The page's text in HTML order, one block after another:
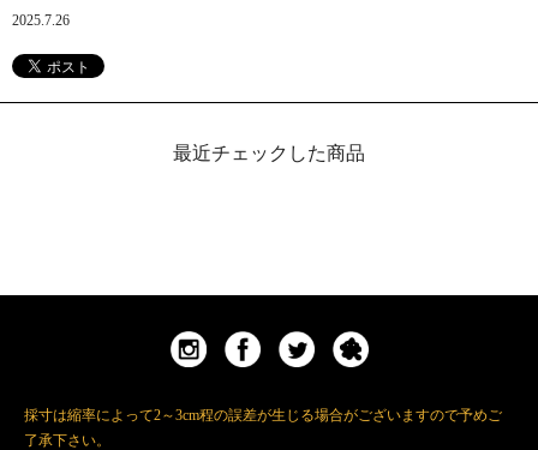
2025.7.26
最近チェックした商品
採寸は縮率によって2～3cm程の誤差が生じる場合がございますので予めご
了承下さい。